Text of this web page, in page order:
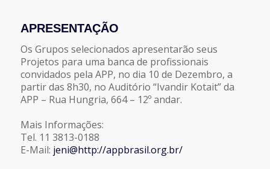
APRESENTAÇÃO
Os Grupos selecionados apresentarão seus
Projetos para uma banca de profissionais
convidados pela APP, no dia 10 de Dezembro, a
partir das 8h30, no Auditório “Ivandir Kotait” da
APP – Rua Hungria, 664 – 12º andar.
Mais Informações:
Tel. 11 3813-0188
E-Mail: jeni@http://appbrasil.org.br/